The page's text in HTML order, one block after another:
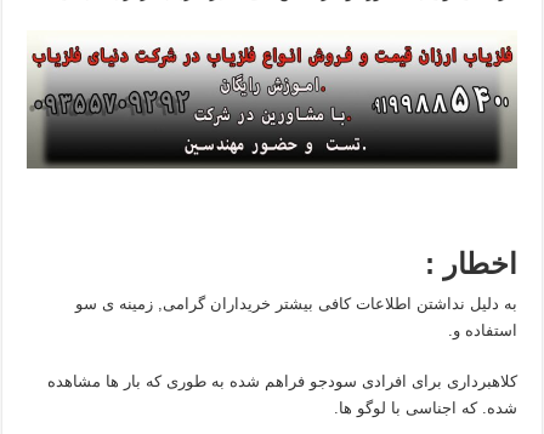
اخطار :
به دلیل نداشتن اطلاعات کافی بیشتر خریداران گرامی, زمینه ی سو
استفاده و.
کلاهبرداری برای افرادی سودجو فراهم شده به طوری که بار ها مشاهده
شده. که اجناسی با لوگو ها.